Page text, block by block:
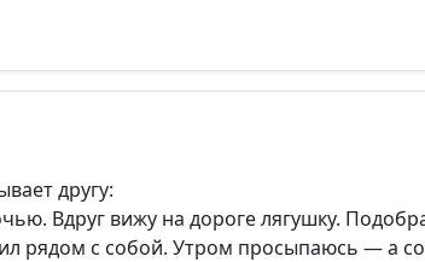
другу:
Вдруг вижу на дороге лягушку.
рядом с собой. Утром просыпаюсь — а